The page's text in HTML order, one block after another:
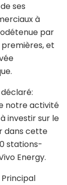
ses
à
par
et
notre activité
investir sur le
dans cette
stations-
Energy.